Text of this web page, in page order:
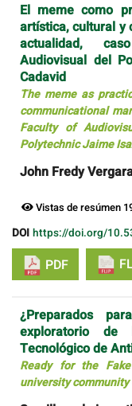
El meme como
artística, cultural y
actualidad,
Audiovisual del
Cadavid
The meme as
communicational
Faculty of
Polytechnic Jaime
John Fredy
Vistas de resúmen
DOI https://doi.org/
PDF
¿Preparados
exploratorio de
Tecnológico de
Ready for the
university